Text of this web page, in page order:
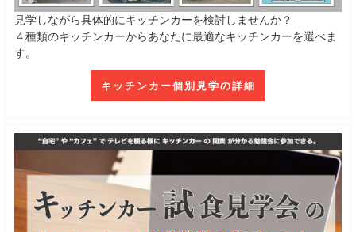
見学しながら具体的にキッチンカーを検討しませんか？
４種類のキッチンカーからあなたに最適なキッチンカーを選べま
す。
キッチンカー個別見学の詳細